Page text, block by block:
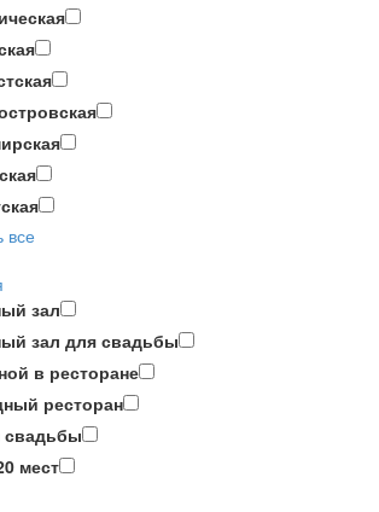
все
зал
зал для свадьбы
в ресторане
ресторан
свадьбы
мест